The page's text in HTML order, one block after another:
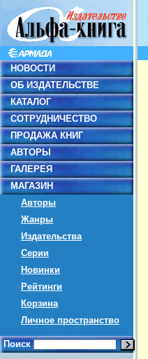
НОВОСТИ
ОБ ИЗДАТЕЛЬСТВЕ
КАТАЛОГ
СОТРУДНИЧЕСТВО
ПРОДАЖА КНИГ
АВТОРЫ
ГАЛЕРЕЯ
МАГАЗИН
Авторы
Жанры
Издательства
Серии
Новинки
Рейтинги
Корзина
Личное пространство
Поиск